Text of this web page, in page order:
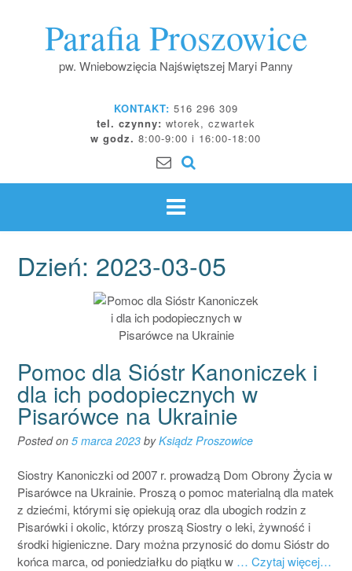
Parafia Proszowice
pw. Wniebowzięcia Najświętszej Maryi Panny
KONTAKT: 516 296 309
tel. czynny: wtorek, czwartek
w godz. 8:00-9:00 i 16:00-18:00
Dzień: 2023-03-05
Pomoc dla Sióstr Kanoniczek i
dla ich podopiecznych w
Pisarówce na Ukrainie
Posted on 5 marca 2023 byKsiądz Proszowice
Siostry Kanoniczki od 2007 r. prowadzą Dom Obrony Życia w
Pisarówce na Ukrainie. Proszą o pomoc materialną dla matek
z dziećmi, którymi się opiekują oraz dla ubogich rodzin z
Pisarówki i okolic, którzy proszą Siostry o leki, żywność i
środki higieniczne. Dary można przynosić do domu Sióstr do
końca marca, od poniedziałku do piątku w … Czytaj więcej…